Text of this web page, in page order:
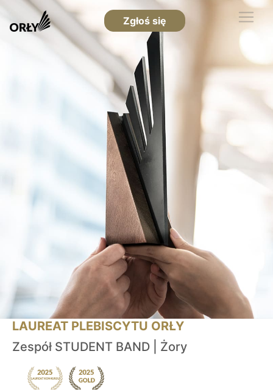
Zgłoś się
LAUREAT PLEBISCYTU ORŁY
Zespół STUDENT BAND | Żory